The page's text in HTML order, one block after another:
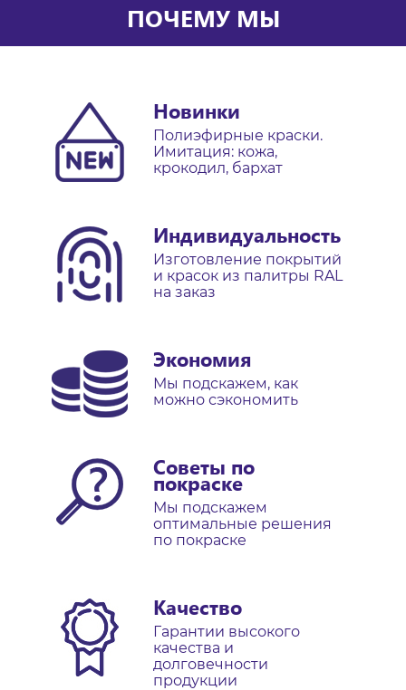
ПОЧЕМУ МЫ
Новинки
Полиэфирные краски.
Имитация: кожа,
крокодил, бархат
Индивидуальность
Изготовление покрытий
и красок из палитры RAL
на заказ
Экономия
Мы подскажем, как
можно сэкономить
Советы по
покраске
Мы подскажем
оптимальные решения
по покраске
Качество
Гарантии высокого
качества и
долговечности
продукции